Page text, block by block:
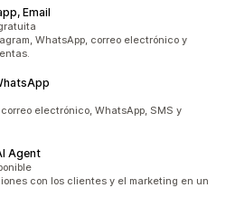
Email
WhatsApp, correo electrónico y
electrónico, WhatsApp, SMS y
Agent
con los clientes y el marketing en un